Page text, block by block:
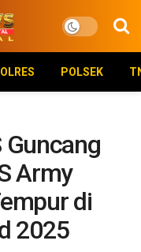
POLSEK
Guncang
Army
di
2025